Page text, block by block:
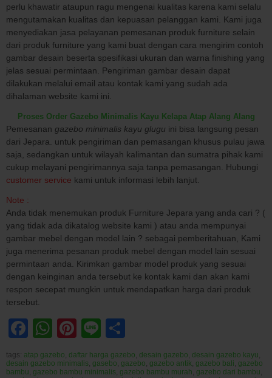
perlu khawatir ataupun ragu mengenai kualitas karena kami selalu
mengutamakan kualitas dan kepuasan pelanggan kami. Kami juga
menyediakan jasa pelayanan pemesanan produk furniture selain
dari produk furniture yang kami buat dengan cara mengirim contoh
gambar desain beserta spesifikasi ukuran dan warna finishing yang
jelas sesuai permintaan. Pengiriman gambar desain dapat
dilakukan melalui email atau kontak kami yang sudah ada
dihalaman website kami ini.
Proses Order Gazebo Minimalis Kayu Kelapa Atap Alang Alang
Pemesanan gazebo minimalis kayu glugu ini bisa langsung pesan
dari Jepara. untuk pengiriman dan pemasangan khusus pulau jawa
saja, sedangkan untuk wilayah kalimantan dan sumatra pihak kami
cukup melayani pengirimannya saja tanpa pemasangan. Hubungi
customer service kami untuk informasi lebih lanjut.
Note :
Anda tidak menemukan produk Furniture Jepara yang anda cari ? (
yang tidak ada dikatalog website kami ) atau anda mempunyai
gambar mebel dengan model lain ? sebagai pemberitahuan, Kami
juga menerima pesanan produk mebel dengan model lain sesuai
permintaan anda. Kirimkan gambar model produk yang sesuai
dengan keinginan anda tersebut ke kontak kami dan akan kami
respon secepat mungkin untuk mendapatkan harga dari produk
tersebut.
Facebook
WhatsApp
Pinterest
Line
tags: atap gazebo, daftar harga gazebo, desain gazebo, desain gazebo kayu,
desain gazebo minimalis, gasebo, gazebo, gazebo antik, gazebo bali, gazebo
bambu, gazebo bambu minimalis, gazebo bambu murah, gazebo dari bambu,